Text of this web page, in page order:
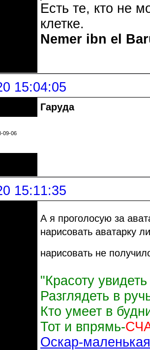
Есть те, кто не
клетке.
Nemer ibn el
15:04:05
09-06
Гаруда
15:11:35
А я проголосую за
нарисовать аватарку
нарисовать не
"Красоту
Разглядеть в
Кто умеет в
Тот и впрямь-
Оскар-